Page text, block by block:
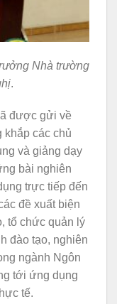
Nhà trường
.
được gửi về
khắp các chủ
và giảng dạy
bài nghiên
trực tiếp đến
đề xuất biện
tổ chức quản lý
đào tạo, nghiên
ngành Ngôn
tới ứng dụng
tế.